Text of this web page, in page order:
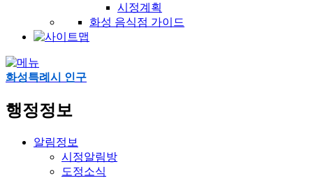
시정계획
화성 음식점 가이드
화성특례시 인구
행정정보
알림정보
시정알림방
도정소식